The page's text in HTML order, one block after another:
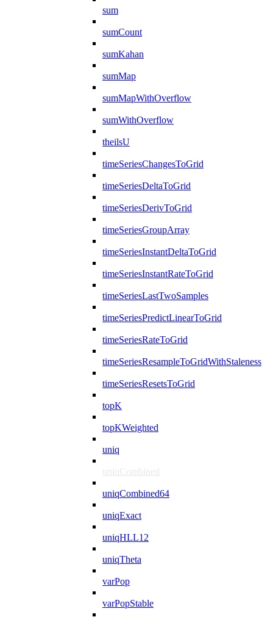
sum
sumCount
sumKahan
sumMap
sumMapWithOverflow
sumWithOverflow
theilsU
timeSeriesChangesToGrid
timeSeriesDeltaToGrid
timeSeriesDerivToGrid
timeSeriesGroupArray
timeSeriesInstantDeltaToGrid
timeSeriesInstantRateToGrid
timeSeriesLastTwoSamples
timeSeriesPredictLinearToGrid
timeSeriesRateToGrid
timeSeriesResampleToGridWithStaleness
timeSeriesResetsToGrid
topK
topKWeighted
uniq
uniqCombined
uniqCombined64
uniqExact
uniqHLL12
uniqTheta
varPop
varPopStable